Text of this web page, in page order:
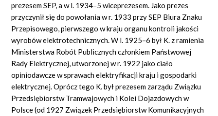
prezesem SEP, a w l. 1934–5 wiceprezesem. Jako prezes
przyczynił się do powołania w r. 1933 przy SEP Biura Znaku
Przepisowego, pierwszego w kraju organu kontroli jakości
wyrobów elektrotechnicznych. W l. 1925–6 był K. z ramienia
Ministerstwa Robót Publicznych członkiem Państwowej
Rady Elektrycznej, utworzonej w r. 1922 jako ciało
opiniodawcze w sprawach elektryfikacji kraju i gospodarki
elektrycznej. Oprócz tego K. był prezesem zarządu Związku
Przedsiębiorstw Tramwajowych i Kolei Dojazdowych w
Polsce (od 1927 Związek Przedsiębiorstw Komunikacyjnych